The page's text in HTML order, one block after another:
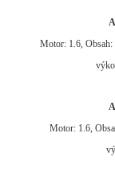
Motor: 1.6,
Motor: 1.6,